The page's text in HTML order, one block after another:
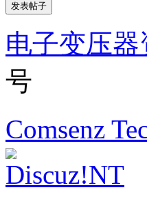
发表帖子
电子变压器
号
Comsenz